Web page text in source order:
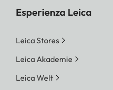
Esperienza Leica
Leica Stores
Leica Akademie
Leica Welt